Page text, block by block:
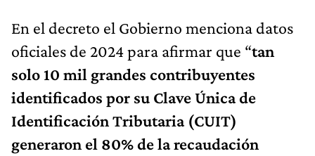
En el decreto el Gobierno menciona datos
oficiales de 2024 para afirmar que “tan
solo 10 mil grandes contribuyentes
identificados por su Clave Única de
Identificación Tributaria (CUIT)
generaron el 80% de la recaudación